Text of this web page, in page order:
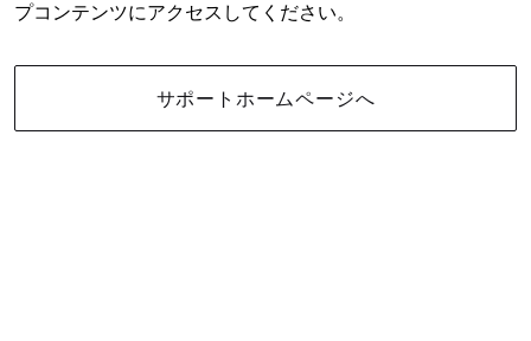
プコンテンツにアクセスしてください。
サポートホームページへ